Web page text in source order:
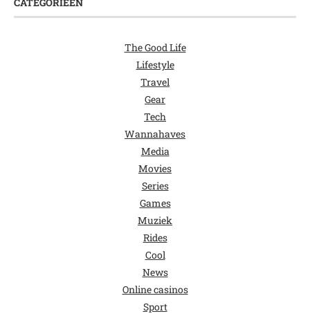
The Good Life
Lifestyle
Travel
Gear
Tech
Wannahaves
Media
Movies
Series
Games
Muziek
Rides
Cool
News
Online casinos
Sport